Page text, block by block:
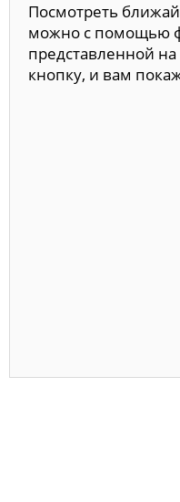
Посмотреть
можно с помощью
представленной
кнопку, и вам